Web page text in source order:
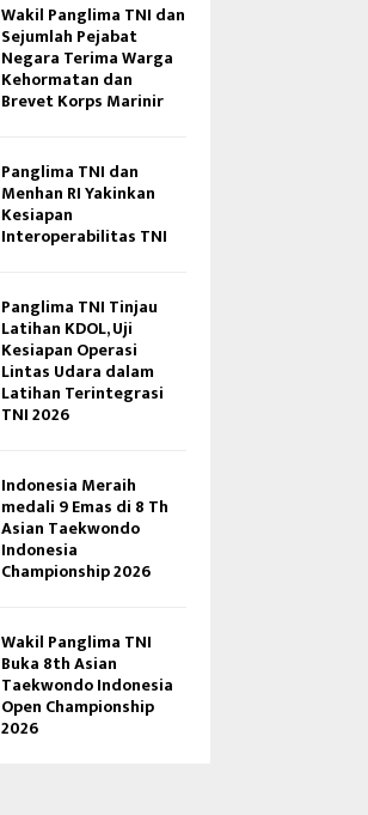
Wakil Panglima TNI dan
Sejumlah Pejabat
Negara Terima Warga
Kehormatan dan
Brevet Korps Marinir
Panglima TNI dan
Menhan RI Yakinkan
Kesiapan
Interoperabilitas TNI
Panglima TNI Tinjau
Latihan KDOL, Uji
Kesiapan Operasi
Lintas Udara dalam
Latihan Terintegrasi
TNI 2026
Indonesia Meraih
medali 9 Emas di 8 Th
Asian Taekwondo
Indonesia
Championship 2026
Wakil Panglima TNI
Buka 8th Asian
Taekwondo Indonesia
Open Championship
2026